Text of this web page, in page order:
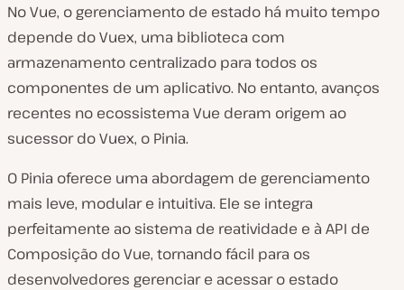
No Vue, o gerenciamento de estado há muito tempo
depende do Vuex, uma biblioteca com
armazenamento centralizado para todos os
componentes de um aplicativo. No entanto, avanços
recentes no ecossistema Vue deram origem ao
sucessor do Vuex, o Pinia.
O Pinia oferece uma abordagem de gerenciamento
mais leve, modular e intuitiva. Ele se integra
perfeitamente ao sistema de reatividade e à API de
Composição do Vue, tornando fácil para os
desenvolvedores gerenciar e acessar o estado